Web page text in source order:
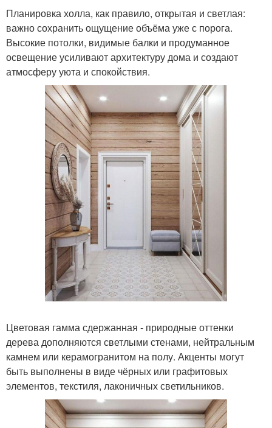
Планировка холла, как правило, открытая и светлая:
важно сохранить ощущение объёма уже с порога.
Высокие потолки, видимые балки и продуманное
освещение усиливают архитектуру дома и создают
атмосферу уюта и спокойствия.
Цветовая гамма сдержанная - природные оттенки
дерева дополняются светлыми стенами, нейтральным
камнем или керамогранитом на полу. Акценты могут
быть выполнены в виде чёрных или графитовых
элементов, текстиля, лаконичных светильников.